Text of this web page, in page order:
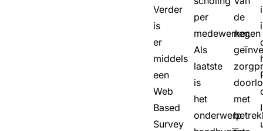
Verder
is
er
middels
een
Web
Based
Survey
per
medewerker.
Als
laatste
is
het
onderwerp
de
negen
met